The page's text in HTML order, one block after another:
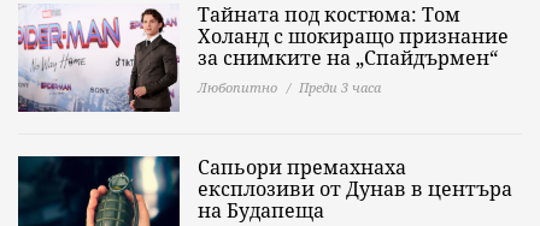
Тайната под костюма: Том
Холанд с шокиращо признание
за снимките на „Спайдърмен“
Любопитно Преди 3 часа
Сапьори премахнаха
експлозиви от Дунав в центъра
на Будапеща